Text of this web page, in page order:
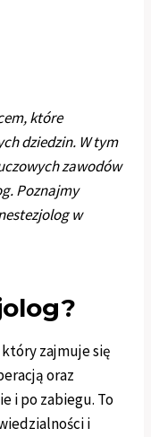
które
dziedzin. W tym
zawodów
Poznajmy
w
zajmuje się
oraz
i po zabiegu. To
i